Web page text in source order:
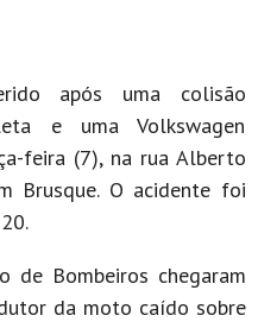
após uma colisão
e uma Volkswagen
feira (7), na rua Alberto
Brusque. O acidente foi
de Bombeiros chegaram
da moto caído sobre